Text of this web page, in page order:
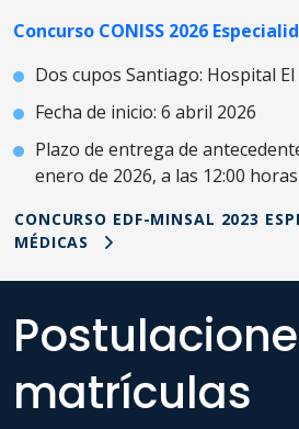
Concurso CONISS 2026
Dos cupos Santiago: Hospital
Fecha de inicio: 6 abril 2026
Plazo de entrega de
enero de 2026, a las 12:00
CONCURSO EDF-MINSAL 2023
MÉDICAS
matrículas